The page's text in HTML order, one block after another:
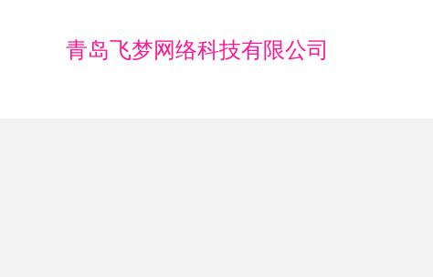
青岛飞梦网络科技有限公司